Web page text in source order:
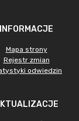
INFORMACJE
Mapa strony
Rejestr zmian
odwiedzin